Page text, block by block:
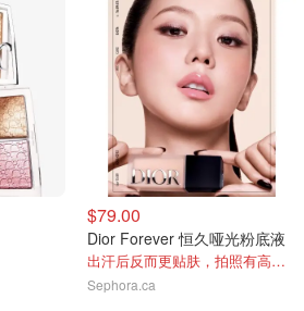
$79.00
Dior Forever 恒久哑光粉底液
出汗后反而更贴肤，拍照有高级雾面感
Sephora.ca